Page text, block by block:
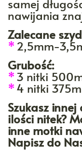
samej
nawijania
Zalecane
* 2,5mm-
Grubość:
*3 nitki
*4 nitki
Szukasz
ilości nitek?
inne motki
Napisz do